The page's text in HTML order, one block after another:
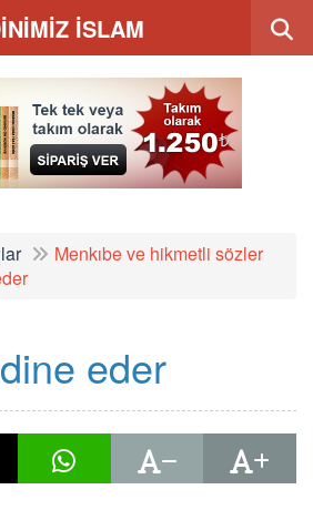
İSLAM
Menkıbe ve hikmetli sözler
eder